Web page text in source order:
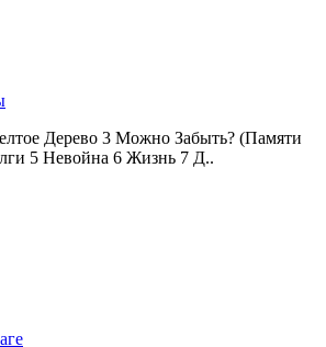
Дерево 3 Можно Забыть? (Памяти
5 Невойна 6 Жизнь 7 Д..